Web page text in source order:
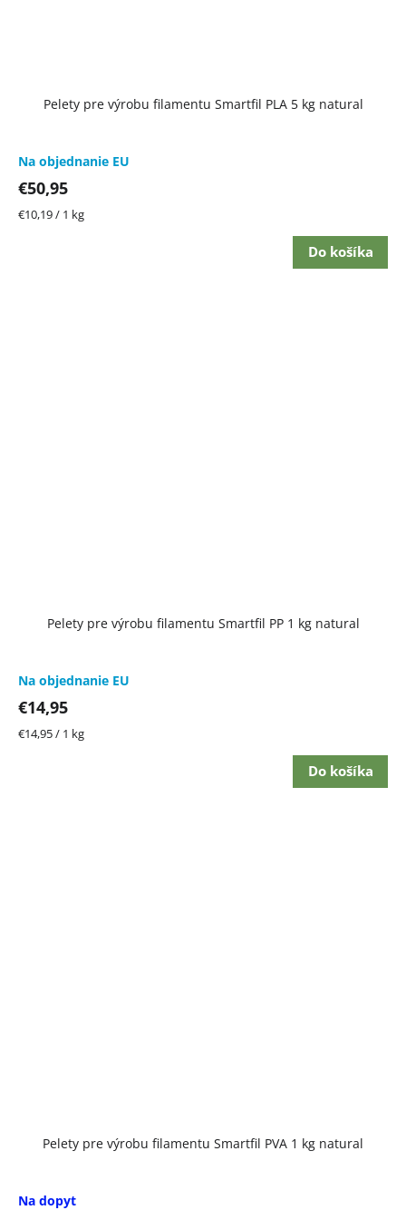
Pelety pre výrobu filamentu Smartfil PLA 5 kg natural
Na objednanie EU
€50,95
Jednotková
€10,19 / 1 kg
Do košíka
Pelety pre výrobu filamentu Smartfil PP 1 kg natural
Na objednanie EU
€14,95
Jednotková
€14,95 / 1 kg
Do košíka
Pelety pre výrobu filamentu Smartfil PVA 1 kg natural
Na dopyt